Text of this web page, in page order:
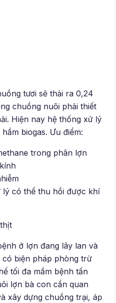
tươi sẽ thải ra 0,24
chuồng nuôi phải thiết
Hiện nay hệ thống xử lý
biogas. Ưu điểm:
trong phân lợn
lý có thể thu hồi được khí
ở lợn đang lây lan và
biện pháp phòng trừ
tối đa mầm bệnh tấn
lợn bà con cần quan
xây dựng chuồng trại, áp